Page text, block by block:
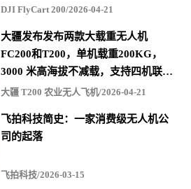
DJI FlyCart 200/2026-04-21
大疆发布发布两款大载重无人机
FC200和T200，单机载重200KG，
3000 米高海拔不减载，支持四机联吊
最多600KG
大疆 T200 农业无人飞机/2026-04-21
飞拍科技简史：一家消费级无人机公
司的起落
飞拍科技/2026-03-15